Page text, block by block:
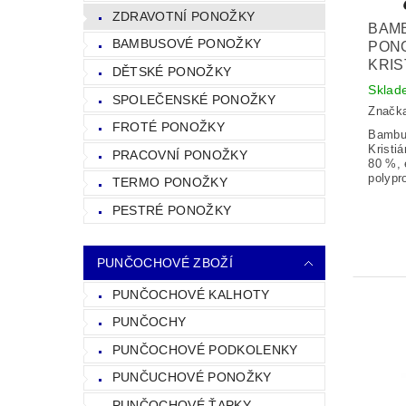
ZDRAVOTNÍ PONOŽKY
BAMBUSOVÉ PONOŽKY
DĚTSKÉ PONOŽKY
SPOLEČENSKÉ PONOŽKY
FROTÉ PONOŽKY
PRACOVNÍ PONOŽKY
TERMO PONOŽKY
PESTRÉ PONOŽKY
PUNČOCHOVÉ ZBOŽÍ
PUNČOCHOVÉ KALHOTY
PUNČOCHY
PUNČOCHOVÉ PODKOLENKY
PUNČUCHOVÉ PONOŽKY
80 %,